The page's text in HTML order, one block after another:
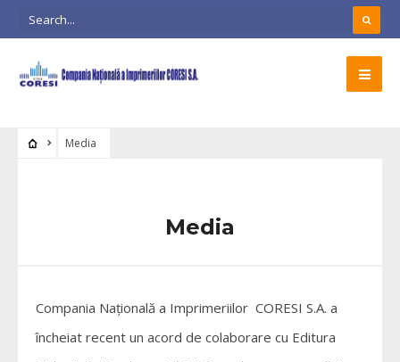
Media
Media
Compania Națională a Imprimeriilor CORESI S.A. a
încheiat recent un acord de colaborare cu Editura